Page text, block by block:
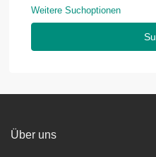
Weitere Suchoptionen
Über uns